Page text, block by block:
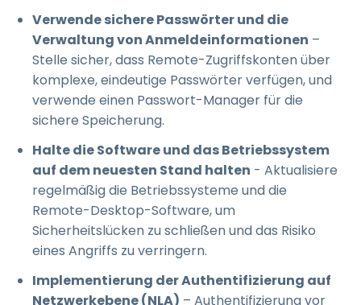
Verwende sichere Passwörter und die
Verwaltung von Anmeldeinformationen –
Stelle sicher, dass Remote-Zugriffskonten über
komplexe, eindeutige Passwörter verfügen, und
verwende einen Passwort-Manager für die
sichere Speicherung.
Halte die Software und das Betriebssystem
auf dem neuesten Stand halten - Aktualisiere
regelmäßig die Betriebssysteme und die
Remote-Desktop-Software, um
Sicherheitslücken zu schließen und das Risiko
eines Angriffs zu verringern.
Implementierung der Authentifizierung auf
Netzwerkebene (NLA) – Authentifizierung vor